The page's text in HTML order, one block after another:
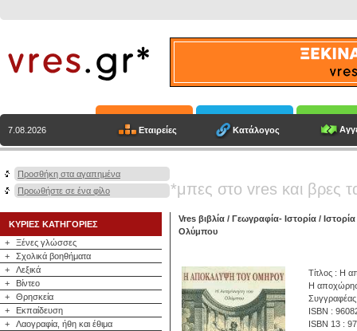
7.08.2026 Εταιρείες Κατάλογος
Προσθήκη στα αγαπημένα
Προωθήστε σε ένα φίλο
*μπες στο vres και βρες
ΚΥΡΙΕΣ ΚΑΤΗΓΟΡΙΕΣ
+
Ξένες γλώσσες
+
Σχολικά βοηθήματα
+
Λεξικά
+
Βίντεο
+
Θρησκεία
+
Εκπαίδευση
+
Λαογραφία, ήθη και έθιμα
Vres βιβλία / Γεωγραφία- Ιστορία /
Ολύμπου
Τίτλος : Η
Η
ISBN :
ISBN 13 :